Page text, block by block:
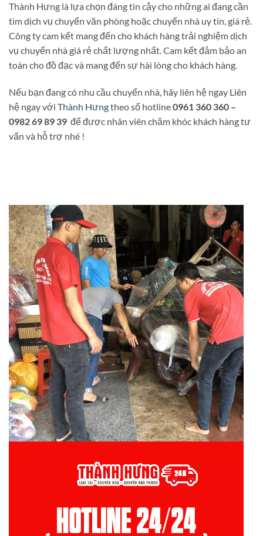
Thành Hưng là lựa chọn đáng tin cậy cho những ai đang cần
tìm dịch vụ chuyển văn phòng hoặc chuyển nhà uy tín, giá rẻ.
Công ty cam kết mang đến cho khách hàng trải nghiệm dịch
vụ chuyển nhà giá rẻchất lượng nhất. Cam kết đảm bảo an
toàn cho đồ đạc và mang đến sự hài lòng cho khách hàng.
Nếu bạn đang có nhu cầu chuyển nhà, hãy liên hệ ngay Liên
hệ ngay với Thành Hưngtheo số hotline0961 360 360 –
0982 69 89 39 để được nhân viên chăm khóc khách hàng tư
vấn và hỗ trợ nhé !